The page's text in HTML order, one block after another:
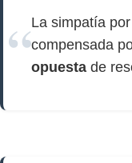
La simpatía
compensada
opuesta de